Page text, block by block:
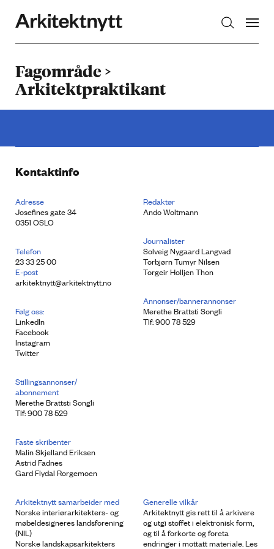
Fagområde >
Arkitektpraktikant
Kontaktinfo
Adresse
Josefines gate 34
0351 OSLO
Telefon
23 33 25 00
E-post
arkitektnytt@arkitektnytt.no
Følg oss:
LinkedIn
Facebook
Instagram
Twitter
Redaktør
Ando Woltmann
Journalister
Solveig Nygaard Langvad
Torbjørn Tumyr Nilsen
Torgeir Holljen Thon
Annonser/bannerannonser
Merethe Brattsti Songli
Tlf: 900 78 529
Stillingsannonser/
abonnement
Merethe Brattsti Songli
Tlf: 900 78 529
Faste skribenter
Malin Skjelland Eriksen
Astrid Fadnes
Gard Flydal Rorgemoen
Arkitektnytt samarbeider med
Norske interiørarkitekters- og
møbeldesigneres landsforening
(NIL)
Norske landskapsarkitekters
Generelle vilkår
Arkitektnytt gis rett til å arkivere
og utgi stoffet i elektronisk form,
og til å forkorte og foreta
endringer i mottatt materiale. Les